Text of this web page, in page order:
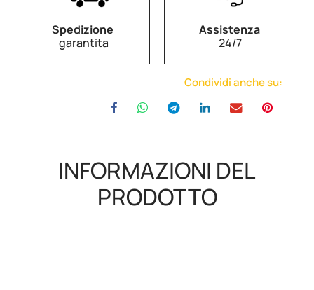
Spedizione
garantita
Assistenza
24/7
Condividi anche su:
INFORMAZIONI DEL
PRODOTTO